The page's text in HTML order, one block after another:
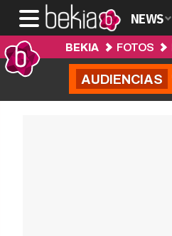
NEWS
BEKIA FOTOS
AUDIENCIAS